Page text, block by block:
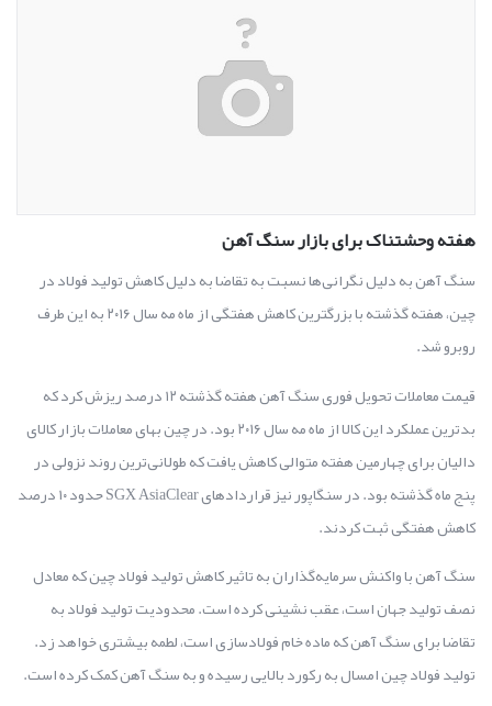
هفته وحشتناک برای بازار سنگ آهن
سنگ آهن به دلیل نگرانی‌ها نسبت به تقاضا به دلیل کاهش تولید فولاد در
چین، هفته گذشته با بزرگترین کاهش هفتگی از ماه مه سال ۲۰۱۶ به این طرف
روبرو شد.
قیمت معاملات تحویل فوری سنگ آهن هفته گذشته ۱۲ درصد ریزش کرد که
بدترین عملکرد این کالا از ماه مه سال ۲۰۱۶ بود. در چین بهای معاملات بازار کالای
دالیان برای چهارمین هفته متوالی کاهش یافت که طولانی‌ترین روند نزولی در
پنج ماه گذشته بود. در سنگاپور نیز قراردادهای SGX AsiaClear حدود ۱۰ درصد
کاهش هفتگی ثبت کردند.
سنگ آهن با واکنش سرمایه‌گذاران به تاثیر کاهش تولید فولاد چین که معادل
نصف تولید جهان است، عقب نشینی کرده است. محدودیت تولید فولاد به
تقاضا برای سنگ آهن که ماده خام فولادسازی است، لطمه بیشتری خواهد زد.
تولید فولاد چین امسال به رکورد بالایی رسیده و به سنگ آهن کمک کرده است.